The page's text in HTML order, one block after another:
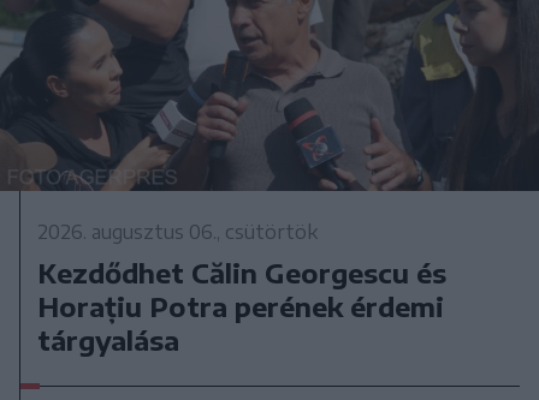
2026. augusztus 06., csütörtök
Kezdődhet Călin Georgescu és
Horațiu Potra perének érdemi
tárgyalása